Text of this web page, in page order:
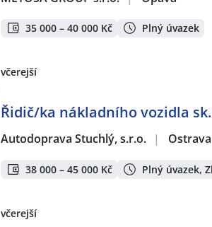
35 000 – 40 000 Kč Plný úvazek
včerejší
Řidič/ka nákladního vozidla
Autodoprava Stuchlý, s.r.o. | Ostrava
38 000 – 45 000 Kč Plný úvazek,
včerejší